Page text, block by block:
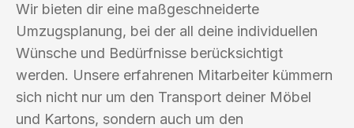
Wir bieten dir eine maßgeschneiderte
Umzugsplanung, bei der all deine individuellen
Wünsche und Bedürfnisse berücksichtigt
werden. Unsere erfahrenen Mitarbeiter kümmern
sich nicht nur um den Transport deiner Möbel
und Kartons, sondern auch um den